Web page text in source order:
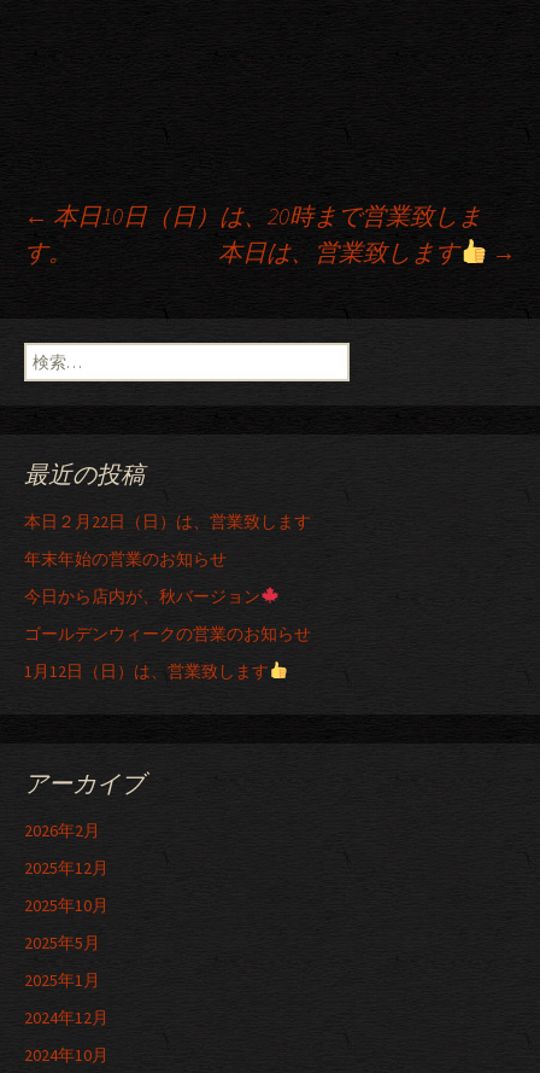
投稿ナビゲーション
← 本日10日（日）は、20時まで営業致しま
す。
本日は、営業致します →
検索:
最近の投稿
本日２月22日（日）は、営業致します
年末年始の営業のお知らせ
今日から店内が、秋バージョン
ゴールデンウィークの営業のお知らせ
1月12日（日）は、営業致します
アーカイブ
2026年2月
2025年12月
2025年10月
2025年5月
2025年1月
2024年12月
2024年10月